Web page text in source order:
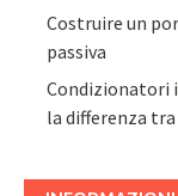
Costruire un
passiva
Condizionatori
la differenza